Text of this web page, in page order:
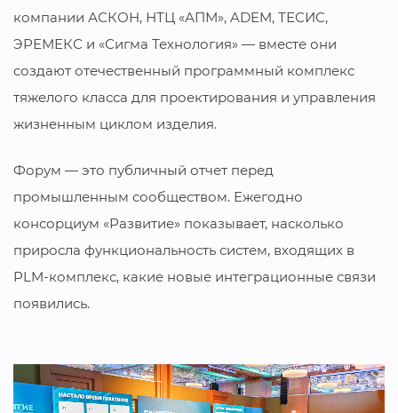
компании АСКОН, НТЦ «АПМ», ADEM, ТЕСИС,
ЭРЕМЕКС и «Сигма Технология» — вместе они
создают отечественный программный комплекс
тяжелого класса для проектирования и управления
жизненным циклом изделия.
Форум — это публичный отчет перед
промышленным сообществом. Ежегодно
консорциум «Развитие» показывает, насколько
приросла функциональность систем, входящих в
PLM-комплекс, какие новые интеграционные связи
появились.